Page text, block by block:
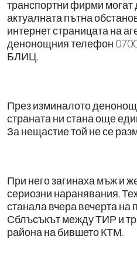
транспортни фирми могат
актуалната пътна
интернет страницата на
денонощния телефон
БЛИЦ.
През изминалото
страната ни стана още
За нещастие той не се
При него загинаха мъж и
сериозни наранявания.
станала вчера вечерта на
Сблъсъкът между ТИР и
района на бившето КТМ.